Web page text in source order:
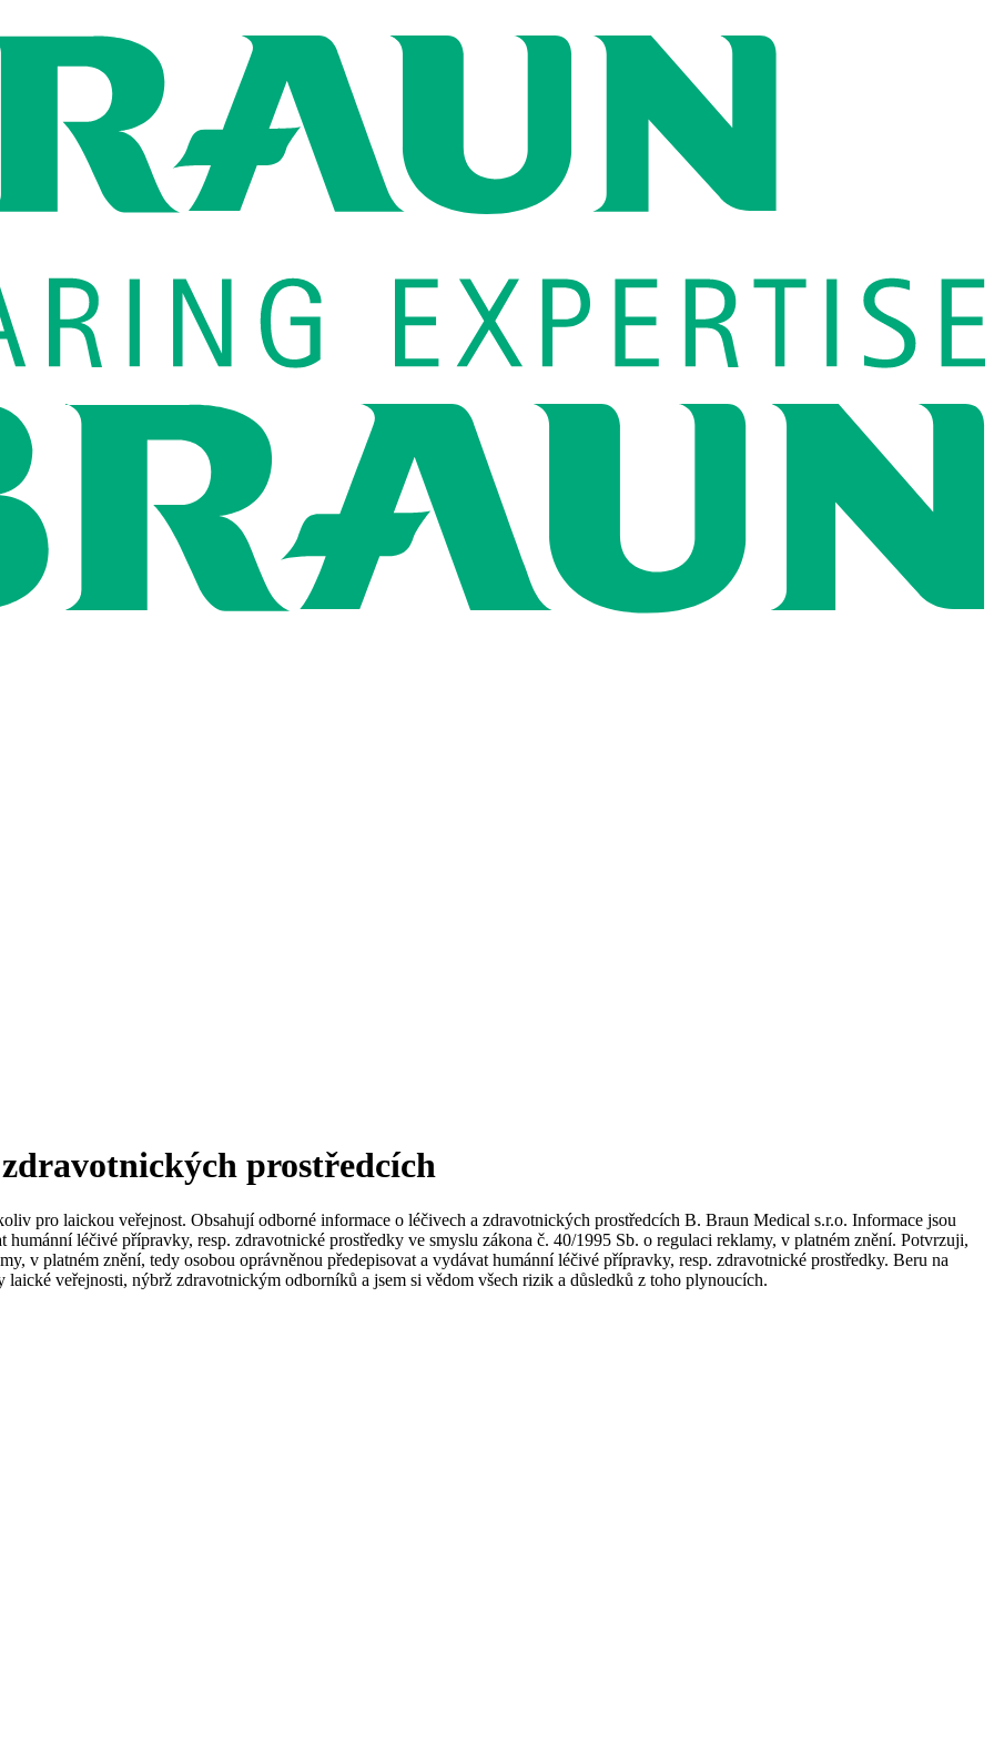
prostředcích
pro laickou veřejnost. Obsahují odborné informace o léčivech a zdravotnických prostředcích B. Braun Medical s.r.o. Informace jsou
léčivé přípravky, resp. zdravotnické prostředky ve smyslu zákona č. 40/1995 Sb. o regulaci reklamy, v platném znění. Potvrzuji,
v platném znění, tedy osobou oprávněnou předepisovat a vydávat humánní léčivé přípravky, resp. zdravotnické prostředky. Beru na
laické veřejnosti, nýbrž zdravotnickým odborníků a jsem si vědom všech rizik a důsledků z toho plynoucích.